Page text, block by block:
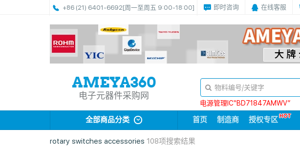
+86 (21) 6401-6692[周一至周五 9:00-18:00] 即时咨询 在线客服
电子元器件采购网
电源管理IC“BD71847AMWV”
全部商品分类 首页 制造商 授权专区
rotary switches accessories 108项搜索结果